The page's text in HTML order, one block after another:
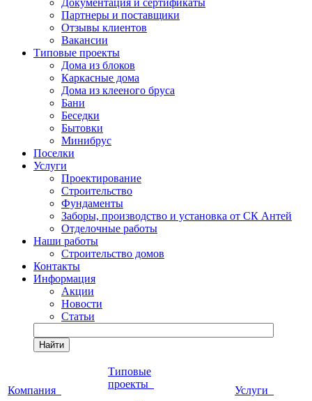
Документация и сертификаты
Партнеры и поставщики
Отзывы клиентов
Вакансии
Типовые проекты
Дома из блоков
Каркасные дома
Дома из клееного бруса
Бани
Беседки
Бытовки
Минибрус
Поселки
Услуги
Проектирование
Строительство
Фундаменты
Заборы, производство и установка от СК Антей
Отделочные работы
Наши работы
Строительство домов
Контакты
Информация
Акции
Новости
Статьи
Найти
Компания
Типовые
проекты
Услуги